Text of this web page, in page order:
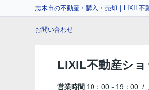
志木市の不動産・購入・売却｜LIXIL不
お問い合わせ
LIXIL不動産シ
営業時間 10：00～19：00 /